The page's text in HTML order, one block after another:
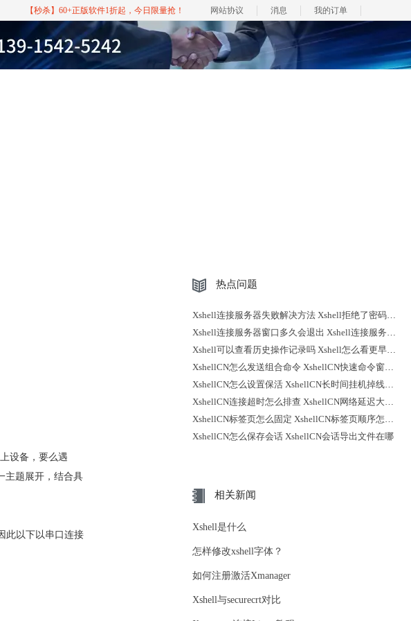
【秒杀】60+正版软件1折起，今日限量抢！ 网站协议 消息 我的订单
设备，要么遇
主题展开，结合具
此以下以串口连接
热点问题
Xshell连接服务器失败解决方法 Xshell拒绝了密码怎么回事
Xshell连接服务器窗口多久会退出 Xshell连接服务器时不弹出登录提示
Xshell可以查看历史操作记录吗 Xshell怎么看更早之前的记录
XshellCN怎么发送组合命令 XshellCN快速命令窗口怎么打开
XshellCN怎么设置保活 XshellCN长时间挂机掉线怎么减少
XshellCN连接超时怎么排查 XshellCN网络延迟大怎么优化
XshellCN标签页怎么固定 XshellCN标签页顺序怎么调整
XshellCN怎么保存会话 XshellCN会话导出文件在哪
相关新闻
Xshell是什么
怎样修改xshell字体？
如何注册激活Xmanager
Xshell与securecrt对比